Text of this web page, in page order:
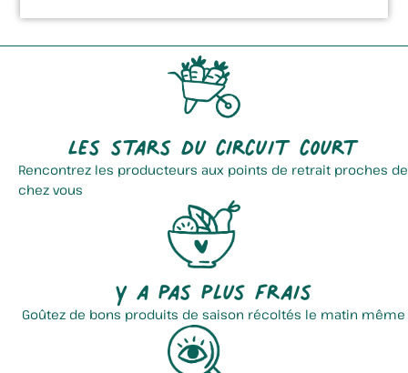
Les stars du circuit court
Rencontrez les producteurs aux points de retrait proches de
chez vous
Y a pas plus frais
Goûtez de bons produits de saison récoltés le matin même